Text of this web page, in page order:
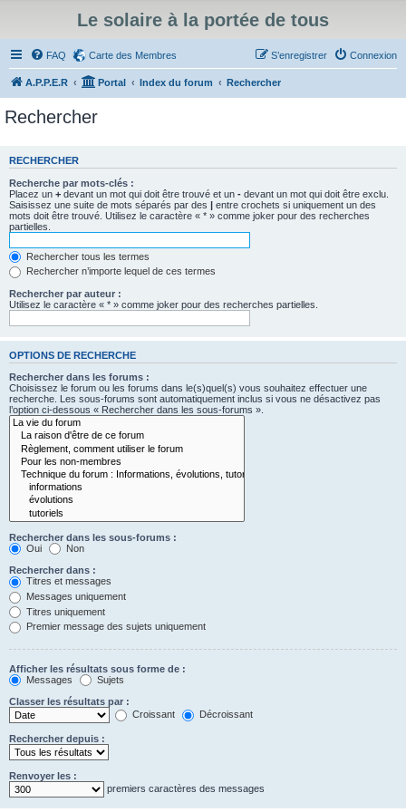
Le solaire à la portée de tous
FAQ Carte des Membres Connexion
S’enregistrer
A.P.P.E.R Portal Index du forum Rechercher
Rechercher
RECHERCHER
Recherche par mots-clés :
Placez un + devant un mot qui doit être trouvé et un - devant un mot qui doit être exclu.
Saisissez une suite de mots séparés par des | entre crochets si uniquement un des
mots doit être trouvé. Utilisez le caractère « * » comme joker pour des recherches
partielles.
Rechercher tous les termes
Rechercher n’importe lequel de ces termes
Rechercher par auteur :
Utilisez le caractère « * » comme joker pour des recherches partielles.
OPTIONS DE RECHERCHE
Rechercher dans les forums :
Choisissez le forum ou les forums dans le(s)quel(s) vous souhaitez effectuer une
recherche. Les sous-forums sont automatiquement inclus si vous ne désactivez pas
l’option ci-dessous « Rechercher dans les sous-forums ».
Rechercher dans les sous-forums :
Oui
Non
Rechercher dans :
Titres et messages
Messages uniquement
Titres uniquement
Premier message des sujets uniquement
Afficher les résultats sous forme de :
Messages
Sujets
Classer les résultats par :
Croissant
Décroissant
Rechercher depuis :
Renvoyer les :
premiers caractères des messages